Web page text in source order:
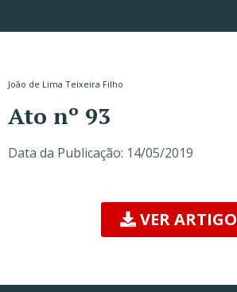
João de Lima Teixeira Filho
Ato nº 93
Data da Publicação: 14/05/2019
VER ARTIGO